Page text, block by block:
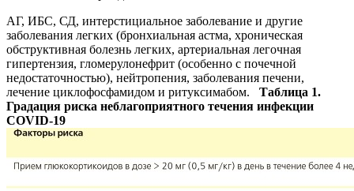
АГ, ИБС, СД, интерстициальное заболевание и другие
заболевания легких (бронхиальная астма, хроническая
обструктивная болезнь легких, артериальная легочная
гипертензия, гломерулонефрит (особенно с почечной
недостаточностью), нейтропения, заболевания печени,
лечение циклофосфамидом и ритуксимабом. Таблица 1.
Градация риска неблагоприятного течения инфекции
COVID-19